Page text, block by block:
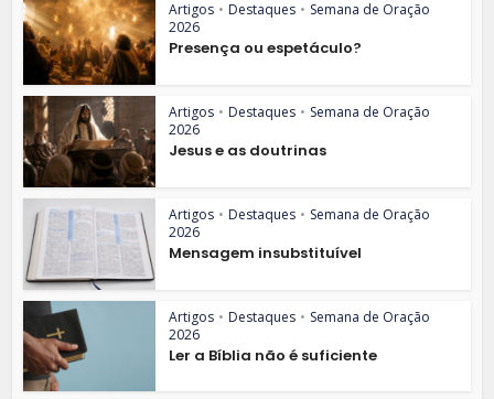
Artigos • Destaques • Semana de Oração
2026
Presença ou espetáculo?
Artigos • Destaques • Semana de Oração
2026
Jesus e as doutrinas
Artigos • Destaques • Semana de Oração
2026
Mensagem insubstituível
Artigos • Destaques • Semana de Oração
2026
Ler a Bíblia não é suficiente